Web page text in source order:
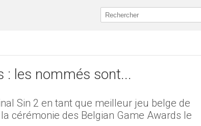
: les nommés sont...
Sin 2 en tant que meilleur jeu belge de
cérémonie des Belgian Game Awards le